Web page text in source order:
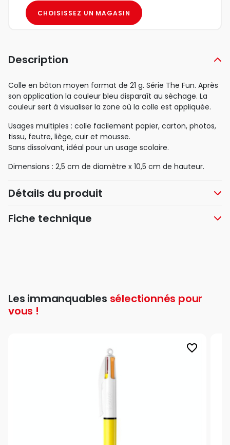
CHOISISSEZ UN MAGASIN
Description
Colle en bâton moyen format de 21 g. Série The Fun. Après
son application la couleur bleu disparaît au sèchage. La
couleur sert à visualiser la zone où la colle est appliquée.
Usages multiples : colle facilement papier, carton, photos,
tissu, feutre, liège, cuir et mousse.
Sans dissolvant, idéal pour un usage scolaire.
Dimensions : 2,5 cm de diamètre x 10,5 cm de hauteur.
Détails du produit
Fiche technique
Les immanquables sélectionnés pour
vous !
favorite_border